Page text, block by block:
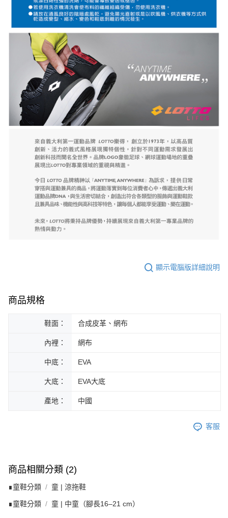
顯示電腦版詳細說明
商品規格
鞋面： 合成皮革、網布
內裡： 網布
中底： EVA
大底： EVA大底
產地： 中國
客服
商品相關分類 (2)
∎童鞋分類 童 | 涼拖鞋
∎童鞋分類 童 | 中童（腳長16–21 cm）